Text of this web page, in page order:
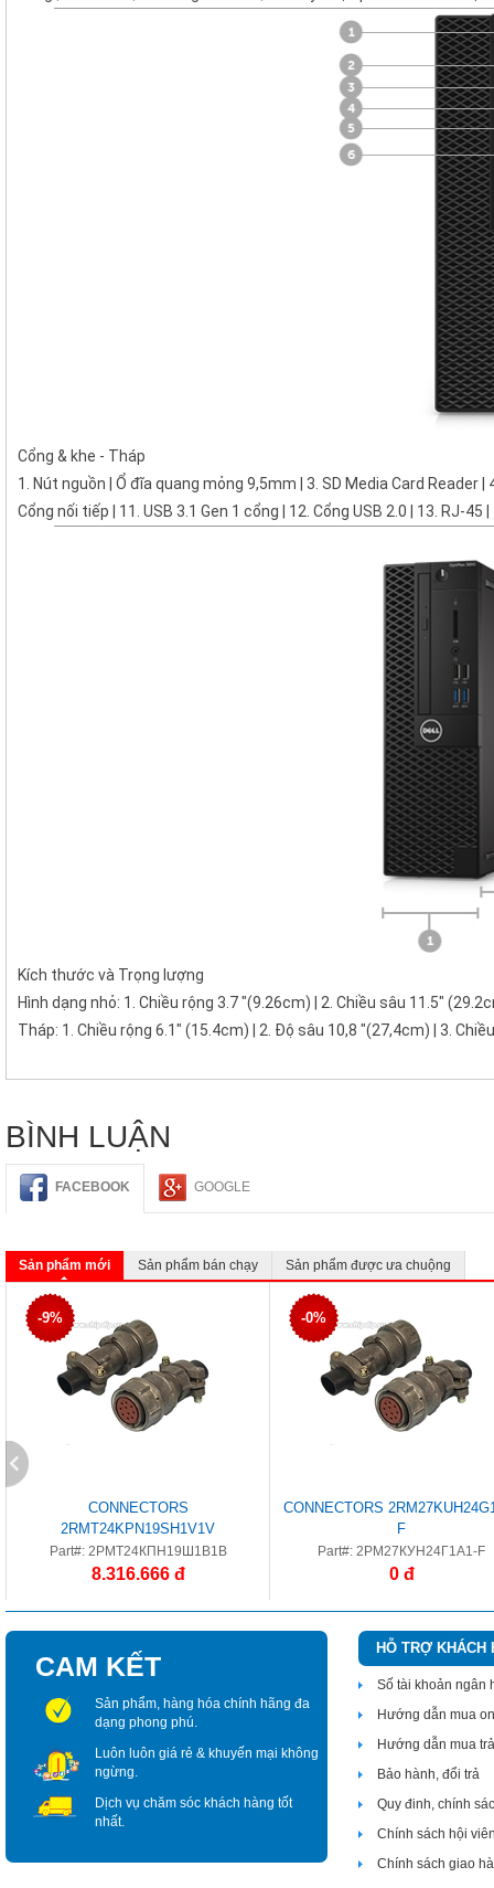
Cổng & khe - Tháp
1. Nút nguồn | Ổ đĩa quang mỏng 9,5mm | 3. SD Media Card Reader
Cổng nối tiếp | 11. USB 3.1 Gen 1 cổng | 12. Cổng USB 2.0 | 13. RJ-
Kích thước và Trọng lượng
Hình dạng nhỏ: 1. Chiều rộng 3.7 "(9.26cm) | 2. Chiều sâu 11.5"
Tháp: 1. Chiều rộng 6.1" (15.4cm) | 2. Độ sâu 10,8 "(27,4cm) | 3.
BÌNH LUẬN
FACEBOOK GOOGLE
Sản phẩm mới Sản phẩm bán chạy Sản phẩm được ưa chuộng
-9%
CONNECTORS
2RMT24KPN19SH1V1V
Part#: 2РМТ24КПН19Ш1В1В
8.316.666 đ
-0%
CONNECTORS
F
Part#: 2РМ27КУН24Г1А1-F
0 đ
CAM KẾT
Sản phẩm, hàng hóa chính hãng đa
dạng phong phú.
Luôn luôn giá rẻ & khuyến mại không
ngừng.
Dịch vụ chăm sóc khách hàng tốt
nhất.
HỖ TRỢ KHÁCH
Số tài khoản ngân
Hướng dẫn mua
Hướng dẫn mua
Bảo hành, đổi trả
Quy đinh, chính
Chính sách hội
Chính sách giao